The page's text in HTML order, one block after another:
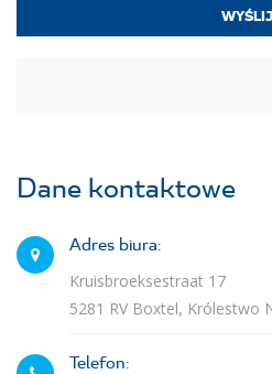
Dane kontaktowe
Adres biura:
Kruisbroeksestraat 17
5281 RV Boxtel, Królestwo
Telefon: